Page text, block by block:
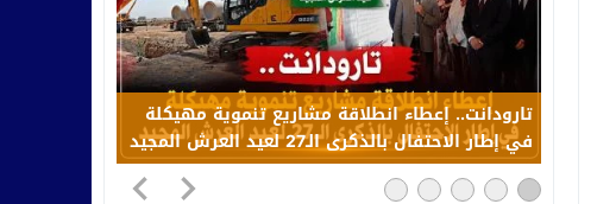
تارودانت.. إعطاء انطلاقة مشاريع تنموية مهيكلة
في إطار الاحتفال بالذكرى الـ27 لعيد العرش المجيد